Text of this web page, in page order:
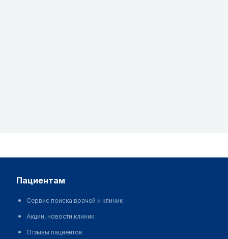
пациентам
Сервис поиска врачей и клиник
Акции, новости клиник
Отзывы пациентов